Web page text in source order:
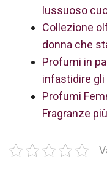
lussuoso
Collezione
donna che
Profumi in
infastidire gli
Profumi
Fragranze